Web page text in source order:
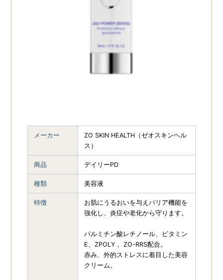
メーカー
ZO SKIN HEALTH（ゼオスキンヘル
ス）
商品 デイリーPD
種類 美容液
特徴
お肌にうるおいを与えバリア機能を
強化し、炎症や老化から守ります。
パルミチン酸レチノール、ビタミン
E、ZPOLY 、ZO-RRS配合。
赤み、外的ストレスに着目した美容
クリーム。